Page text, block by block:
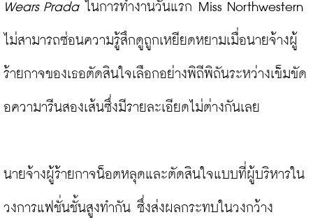
Wears Prada ในการทำงานวันแรก Miss Northwestern
ไม่สามารถซ่อนความรู้สึกดูถูกเหยียดหยามเมื่อนายจ้างผู้
ร้ายกาจของเธอตัดสินใจเลือกอย่างพิถีพิถันระหว่างเข็มขัด
อความารีนสองเส้นซึ่งมีรายละเอียดไม่ต่างกันเลย
นายจ้างผู้ร้ายกาจน็อตหลุดและตัดสินใจแบบที่ผู้บริหารใน
วงการแฟชั่นชั้นสูงทำกัน ซึ่งส่งผลกระทบในวงกว้าง